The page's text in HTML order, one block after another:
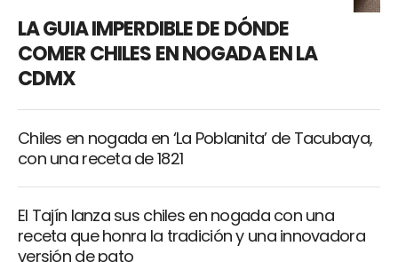
LA GUIA IMPERDIBLE DE DÓNDE
COMER CHILES EN NOGADA EN LA
CDMX
Chiles en nogada en ‘La Poblanita’ de Tacubaya,
con una receta de 1821
El Tajín lanza sus chiles en nogada con una
receta que honra la tradición y una innovadora
versión de pato